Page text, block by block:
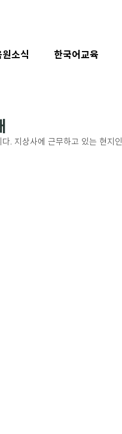
. 지상사에 근무하고 있는 현지인
소식 한국어교육